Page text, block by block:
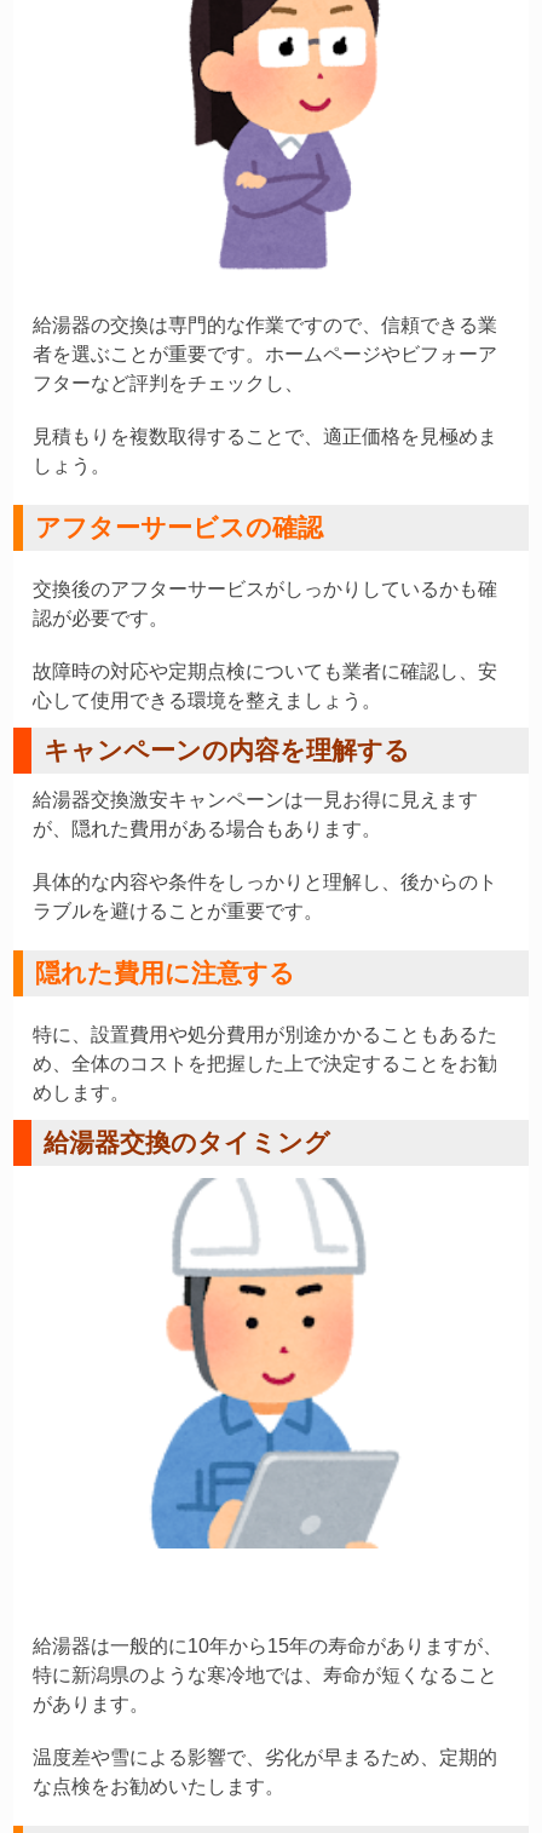
給湯器の交換は専門的な作業ですので、信頼できる業
者を選ぶことが重要です。ホームページやビフォーア
フターなど評判をチェックし、
見積もりを複数取得することで、適正価格を見極めま
しょう。
アフターサービスの確認
交換後のアフターサービスがしっかりしているかも確
認が必要です。
故障時の対応や定期点検についても業者に確認し、安
心して使用できる環境を整えましょう。
キャンペーンの内容を理解する
給湯器交換激安キャンペーンは一見お得に見えます
が、隠れた費用がある場合もあります。
具体的な内容や条件をしっかりと理解し、後からのト
ラブルを避けることが重要です。
隠れた費用に注意する
特に、設置費用や処分費用が別途かかることもあるた
め、全体のコストを把握した上で決定することをお勧
めします。
給湯器交換のタイミング
給湯器は一般的に10年から15年の寿命がありますが、
特に新潟県のような寒冷地では、寿命が短くなること
があります。
温度差や雪による影響で、劣化が早まるため、定期的
な点検をお勧めいたします。